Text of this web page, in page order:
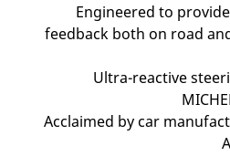
Engineered to
feedback both on road
Ultra-reactive
Acclaimed by car